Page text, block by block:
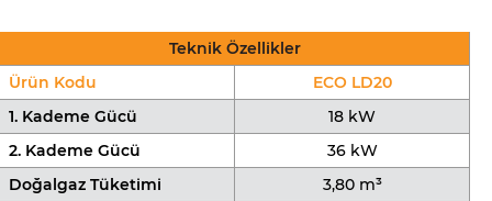
Teknik Özellikler
Ürün Kodu
ECO LD20
1. Kademe Gücü
18 kW
2. Kademe Gücü
36 kW
Doğalgaz Tüketimi
3,80 m³